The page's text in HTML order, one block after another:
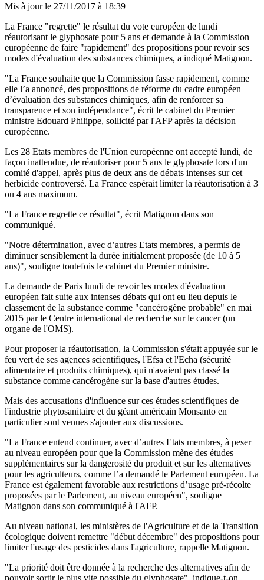
Mis à jour le 27/11/2017 à 18:39
La France "regrette" le résultat du vote européen de lundi
réautorisant le glyphosate pour 5 ans et demande à la Commission
européenne de faire "rapidement" des propositions pour revoir ses
modes d'évaluation des substances chimiques, a indiqué Matignon.
"La France souhaite que la Commission fasse rapidement, comme
elle l’a annoncé, des propositions de réforme du cadre européen
d’évaluation des substances chimiques, afin de renforcer sa
transparence et son indépendance", écrit le cabinet du Premier
ministre Edouard Philippe, sollicité par l'AFP après la décision
européenne.
Les 28 Etats membres de l'Union européenne ont accepté lundi, de
façon inattendue, de réautoriser pour 5 ans le glyphosate lors d'un
comité d'appel, après plus de deux ans de débats intenses sur cet
herbicide controversé. La France espérait limiter la réautorisation à 3
ou 4 ans maximum.
"La France regrette ce résultat", écrit Matignon dans son
communiqué.
"Notre détermination, avec d’autres Etats membres, a permis de
diminuer sensiblement la durée initialement proposée (de 10 à 5
ans)", souligne toutefois le cabinet du Premier ministre.
La demande de Paris lundi de revoir les modes d'évaluation
européen fait suite aux intenses débats qui ont eu lieu depuis le
classement de la substance comme "cancérogène probable" en mai
2015 par le Centre international de recherche sur le cancer (un
organe de l'OMS).
Pour proposer la réautorisation, la Commission s'était appuyée sur le
feu vert de ses agences scientifiques, l'Efsa et l'Echa (sécurité
alimentaire et produits chimiques), qui n'avaient pas classé la
substance comme cancérogène sur la base d'autres études.
Mais des accusations d'influence sur ces études scientifiques de
l'industrie phytosanitaire et du géant américain Monsanto en
particulier sont venues s'ajouter aux discussions.
"La France entend continuer, avec d’autres Etats membres, à peser
au niveau européen pour que la Commission mène des études
supplémentaires sur la dangerosité du produit et sur les alternatives
pour les agriculteurs, comme l’a demandé le Parlement européen. La
France est également favorable aux restrictions d’usage pré-récolte
proposées par le Parlement, au niveau européen", souligne
Matignon dans son communiqué à l'AFP.
Au niveau national, les ministères de l'Agriculture et de la Transition
écologique doivent remettre "début décembre" des propositions pour
limiter l'usage des pesticides dans l'agriculture, rappelle Matignon.
"La priorité doit être donnée à la recherche des alternatives afin de
pouvoir sortir le plus vite possible du glyphosate", indique-t-on